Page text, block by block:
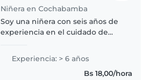
Niñera en Cochabamba
Soy una niñera con seis años de
experiencia en el cuidado de
bebés hasta adolescentes. Me
encanta dibujar, leer, música y
juegos divertidos. Me siento..
Experiencia: > 6 años
Bs 18,00/hora